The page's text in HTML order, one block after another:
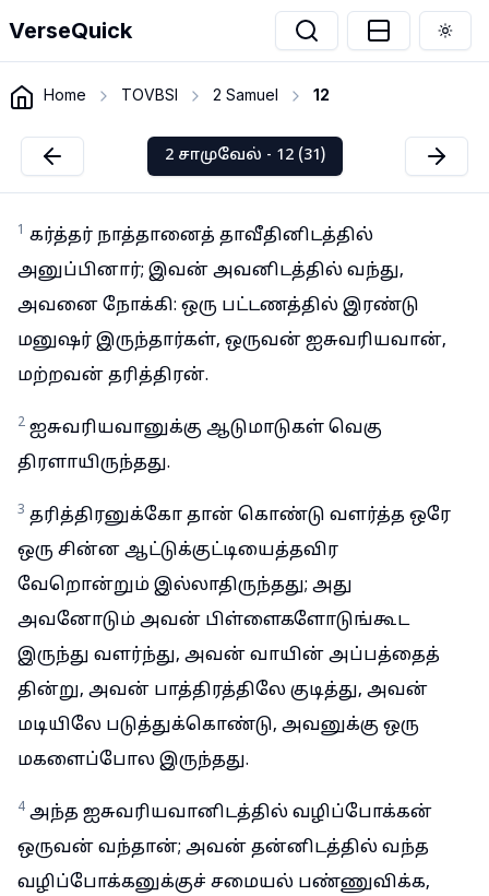
VerseQuick
Home TOVBSI 2 Samuel 12
2 சாமுவேல் - 12 (31)
1 கர்த்தர் நாத்தானைத் தாவீதினிடத்தில்
அனுப்பினார்; இவன் அவனிடத்தில் வந்து,
அவனை நோக்கி: ஒரு பட்டணத்தில் இரண்டு
மனுஷர் இருந்தார்கள், ஒருவன் ஐசுவரியவான்,
மற்றவன் தரித்திரன்.
2 ஐசுவரியவானுக்கு ஆடுமாடுகள் வெகு
திரளாயிருந்தது.
3 தரித்திரனுக்கோ தான் கொண்டு வளர்த்த ஒரே
ஒரு சின்ன ஆட்டுக்குட்டியைத்தவிர
வேறொன்றும் இல்லாதிருந்தது; அது
அவனோடும் அவன் பிள்ளைகளோடுங்கூட
இருந்து வளர்ந்து, அவன் வாயின் அப்பத்தைத்
தின்று, அவன் பாத்திரத்திலே குடித்து, அவன்
மடியிலே படுத்துக்கொண்டு, அவனுக்கு ஒரு
மகளைப்போல இருந்தது.
4 அந்த ஐசுவரியவானிடத்தில் வழிப்போக்கன்
ஒருவன் வந்தான்; அவன் தன்னிடத்தில் வந்த
வழிப்போக்கனுக்குச் சமையல் பண்ணுவிக்க,